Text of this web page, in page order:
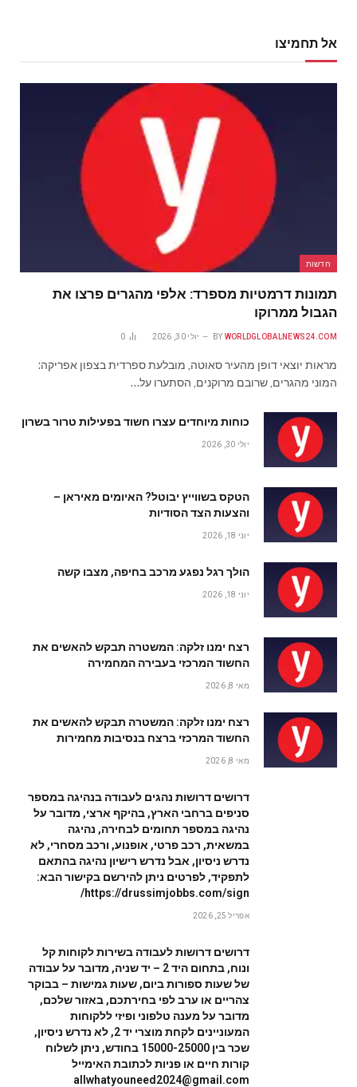
אל תחמיצו
חדשות
תמונות דרמטיות מספרד: אלפי מהגרים פרצו את
הגבול ממרוקו
BY WORLDGLOBALNEWS24.COM יולי 30, 2026 0
מראות יוצאי דופן מהעיר סאוטה, מובלעת ספרדית בצפון אפריקה:
המוני מהגרים, שרובם מרוקנים, הסתערו על…
כוחות מיוחדים עצרו חשוד בפעילות טרור בשרון
יולי 30, 2026
הטקס בשווייץ יבוטל? האיומים מאיראן –
והצעות הצד הסודיות
יוני 18, 2026
הולך רגל נפגע מרכב בחיפה, מצבו קשה
יוני 18, 2026
רצח ימנו זלקה: המשטרה תבקש להאשים את
החשוד המרכזי בעבירה המחמירה
מאי 8, 2026
רצח ימנו זלקה: המשטרה תבקש להאשים את
החשוד המרכזי ברצח בנסיבות מחמירות
מאי 8, 2026
דרושים דרושות נהגים לעבודה בנהיגה במספר
סניפים ברחבי הארץ, בהיקף ארצי, מדובר על
נהיגה במספר תחומים לבחירה, נהיגה
במשאית, רכב פרטי, אופנוע, ורכב מסחרי, לא
נדרש ניסיון, אבל נדרש רישיון נהיגה בהתאם
לתפקיד, לפרטים ניתן להירשם בקישור הבא:
https://drussimjobbs.com/sign/
אפריל 25, 2026
דרושים דרושות לעבודה בשירות לקוחות קל
ונוח, בתחום היד 2 – יד שניה, מדובר על עבודה
של שעות ספורות ביום, שעות גמישות – בבוקר
צהריים או ערב לפי בחירתכם, באזור שלכם,
מדובר על מענה טלפוני ופיזי ללקוחות
המעוניינים לקחת מוצרי יד 2, לא נדרש ניסיון,
שכר בין 15000-25000 בחודש, ניתן לשלוח
קורות חיים או פניות לכתובת האימייל
allwhatyouneed2024@gmail.com